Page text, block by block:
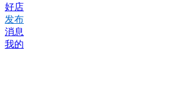
好店
发布
消息
我的